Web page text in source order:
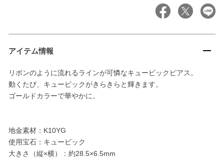
アイテム情報
リボンのように流れるラインが可憐なキュービックピアス。
動くたび、キュービックがきらきらと輝きます。
ゴールドカラーで華やかに。
地金素材：K10YG
使用宝石：キュービック
大きさ（縦×横）：約28.5×6.5mm